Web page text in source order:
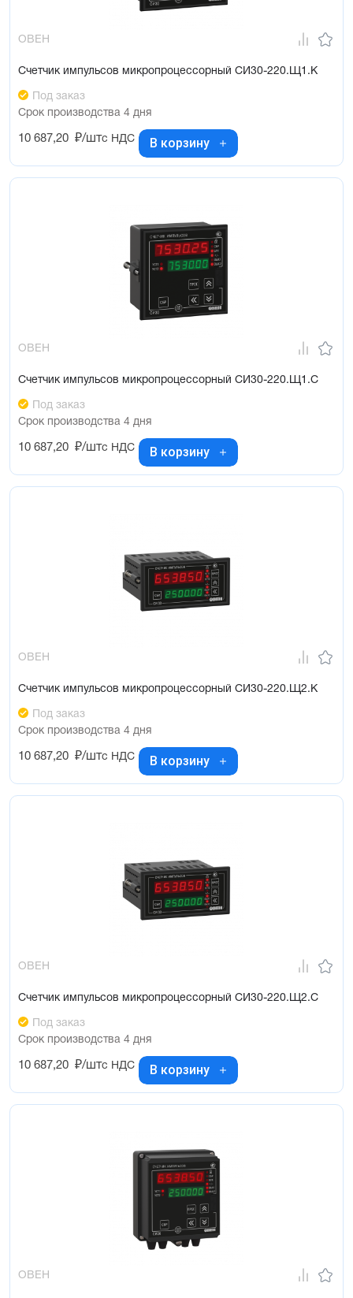
ОВЕН
Счетчик импульсов микропроцессорный СИ30-220.Щ1.К
Под заказ
Срок производства 4 дня
10 687,20 ₽/штс НДС В корзину
ОВЕН
Счетчик импульсов микропроцессорный СИ30-220.Щ1.С
Под заказ
Срок производства 4 дня
10 687,20 ₽/штс НДС В корзину
ОВЕН
Счетчик импульсов микропроцессорный СИ30-220.Щ2.К
Под заказ
Срок производства 4 дня
10 687,20 ₽/штс НДС В корзину
ОВЕН
Счетчик импульсов микропроцессорный СИ30-220.Щ2.С
Под заказ
Срок производства 4 дня
10 687,20 ₽/штс НДС В корзину
ОВЕН